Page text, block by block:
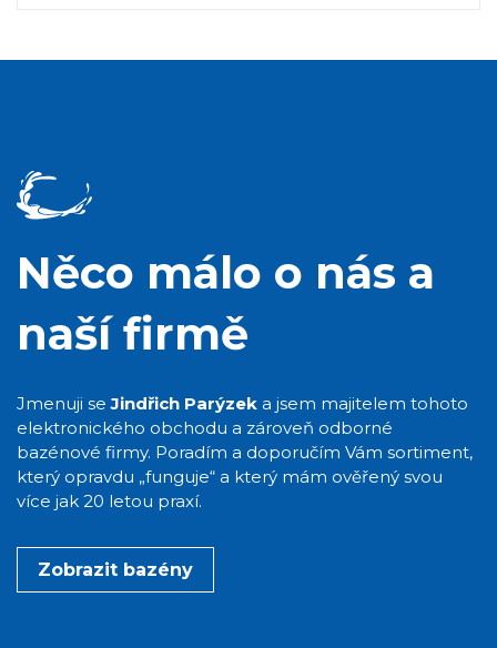
Něco málo o nás a
naší firmě
Jmenuji seJindřich Parýzek a jsem majitelem tohoto
elektronického obchodu a zároveň odborné
bazénové firmy. Poradím a doporučím Vám sortiment,
který opravdu „funguje“ a který mám ověřený svou
více jak 20 letou praxí.
Zobrazit bazény